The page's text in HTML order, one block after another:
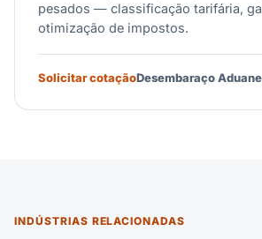
pesados — classificação tarifária,
otimização de impostos.
Solicitar cotaçãoDesembaraço
INDÚSTRIAS RELACIONADAS